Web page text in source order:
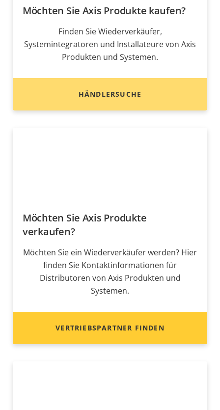
Möchten Sie Axis Produkte kaufen?
Finden Sie Wiederverkäufer,
Systemintegratoren und Installateure von Axis
Produkten und Systemen.
HÄNDLERSUCHE
Möchten Sie Axis Produkte
verkaufen?
Möchten Sie ein Wiederverkäufer werden? Hier
finden Sie Kontaktinformationen für
Distributoren von Axis Produkten und
Systemen.
VERTRIEBSPARTNER FINDEN